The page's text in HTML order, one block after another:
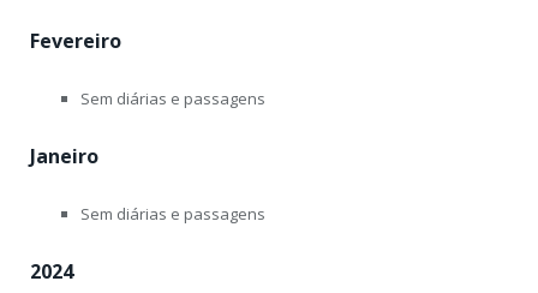
Fevereiro
Sem diárias e passagens
Janeiro
Sem diárias e passagens
2024